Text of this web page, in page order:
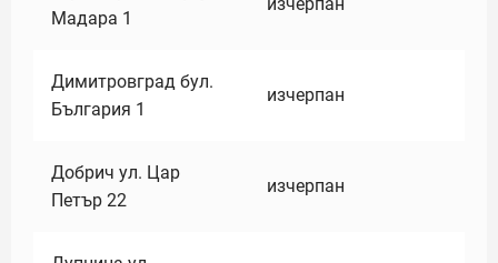
Мадара 1
Димитровград бул.
България 1
изчерпан
Добрич ул. Цар
Петър 22
изчерпан